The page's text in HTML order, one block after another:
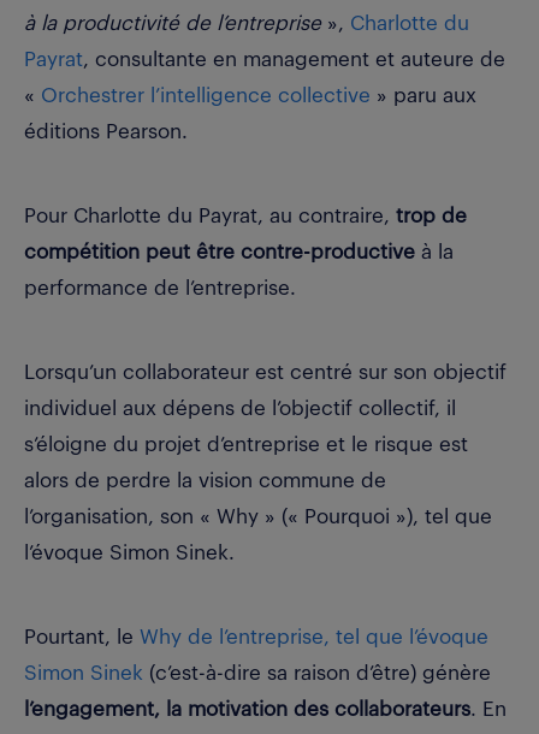
à la productivité de l’entreprise », Charlotte du
Payrat, consultante en management et auteure de
« Orchestrer l’intelligence collective » paru aux
éditions Pearson.
Pour Charlotte du Payrat, au contraire, trop de
compétition peut être contre-productive à la
performance de l’entreprise.
Lorsqu’un collaborateur est centré sur son objectif
individuel aux dépens de l’objectif collectif, il
s’éloigne du projet d’entreprise et le risque est
alors de perdre la vision commune de
l’organisation, son « Why » (« Pourquoi »), tel que
l’évoque Simon Sinek.
Pourtant, le Why de l’entreprise, tel que l’évoque
Simon Sinek (c’est-à-dire sa raison d’être) génère
l’engagement, la motivation des collaborateurs. En